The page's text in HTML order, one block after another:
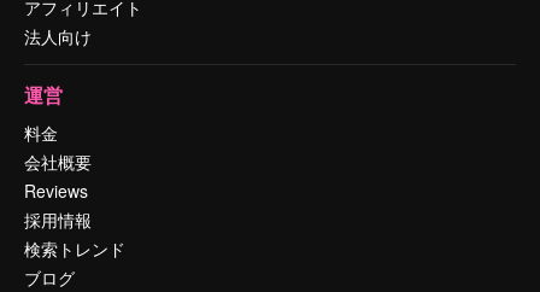
アフィリエイト
法人向け
運営
料金
会社概要
Reviews
採用情報
検索トレンド
ブログ